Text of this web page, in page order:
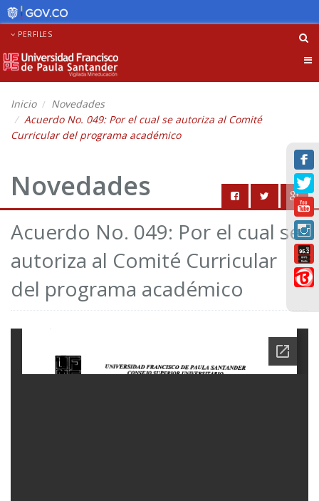
PERFILES
Inicio
Novedades
Acuerdo No. 049: Por el cual se autoriza al Comité
Curricular del programa académico
Novedades
Acuerdo No. 049: Por el cual se
autoriza al Comité Curricular
del programa académico